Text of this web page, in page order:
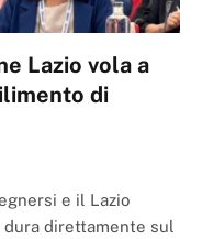
Lazio vola a
di
e il Lazio
direttamente sul